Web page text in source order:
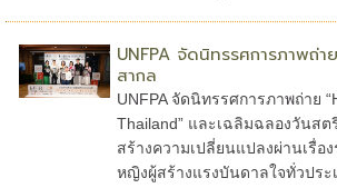
UNFPA จัดนิทรรศการภาพถ่
สากล
UNFPA จัดนิทรรศการภาพถ่าย
Thailand” และเฉลิมฉลองวันส
สร้างความเปลี่ยนแปลงผ่านเรื่อ
หญิงผู้สร้างแรงบันดาลใจทั่วประเ